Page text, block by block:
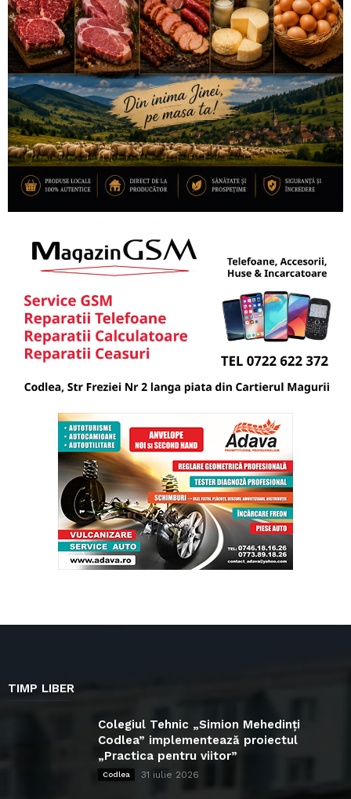
TIMP LIBER
Colegiul Tehnic „Simion Mehedinți
Codlea” implementează proiectul
„Practica pentru viitor”
Codlea 31 iulie 2026